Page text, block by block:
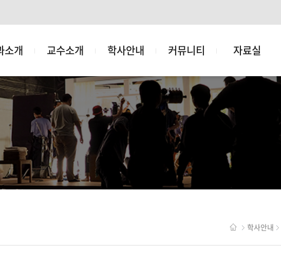
소개 교수소개 학사안내 커뮤니티 자료실
학사안내